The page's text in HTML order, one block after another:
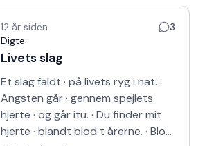
12 år siden
3
Digte
Livets slag
Et slag faldt · på livets ryg i nat. ·
Angsten går · gennem spejlets
hjerte · og går itu. · Du finder mit
hjerte · blandt blod t årerne. · Blod